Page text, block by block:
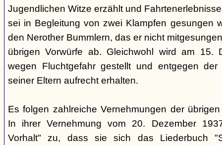
Jugendlichen Witze erzählt und
sei in Begleitung von zwei Klampfen gesungen
den Nerother Bummlern, das er nicht
übrigen Vorwürfe ab. Gleichwohl wird am 15.
wegen Fluchtgefahr gestellt und entgegen
seiner Eltern aufrecht erhalten.
Es folgen zahlreiche Vernehmungen der
In ihrer Vernehmung vom 20. Dezember
Vorhalt" zu, dass sie sich das Liederbuch